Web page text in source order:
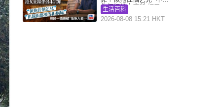
為何經常去廁所 網民一
語道破
生活百科
2026-08-08 15:21 HKT